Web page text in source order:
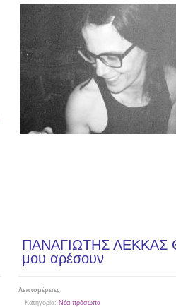
ΠΑΝΑΓΙΩΤΗΣ ΛΕΚΚΑΣ
μου αρέσουν
Λεπτομέρειες
Κατηγορία: Νέα πρόσωπα